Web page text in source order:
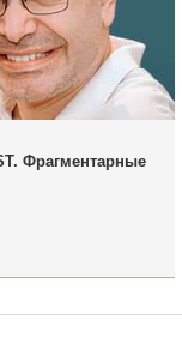
Фрагментарные